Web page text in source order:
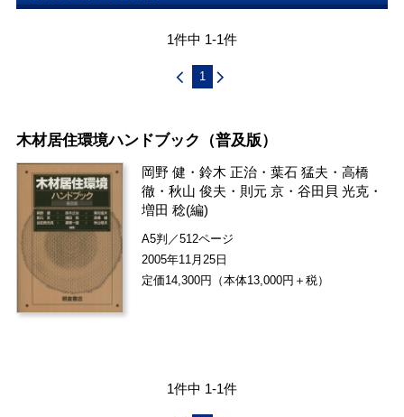
1件中 1-1件
1
木材居住環境ハンドブック（普及版）
岡野 健 ・鈴木 正治 ・葉石 猛夫 ・高橋
徹 ・秋山 俊夫 ・ 則元 京 ・谷田貝 光克 ・
増田 稔(編)
A5判／512ページ
2005年11月25日
定価14,300円（本体13,000円＋税）
1件中 1-1件